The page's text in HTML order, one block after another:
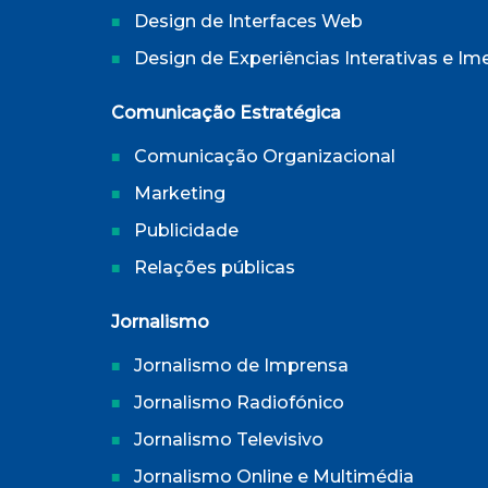
Design de Interfaces Web
Design de Experiências Interativas e
Comunicação Estratégica
Comunicação Organizacional
Marketing
Publicidade
Relações públicas
Jornalismo
Jornalismo de Imprensa
Jornalismo Radiofónico
Jornalismo Televisivo
Jornalismo Online e Multimédia